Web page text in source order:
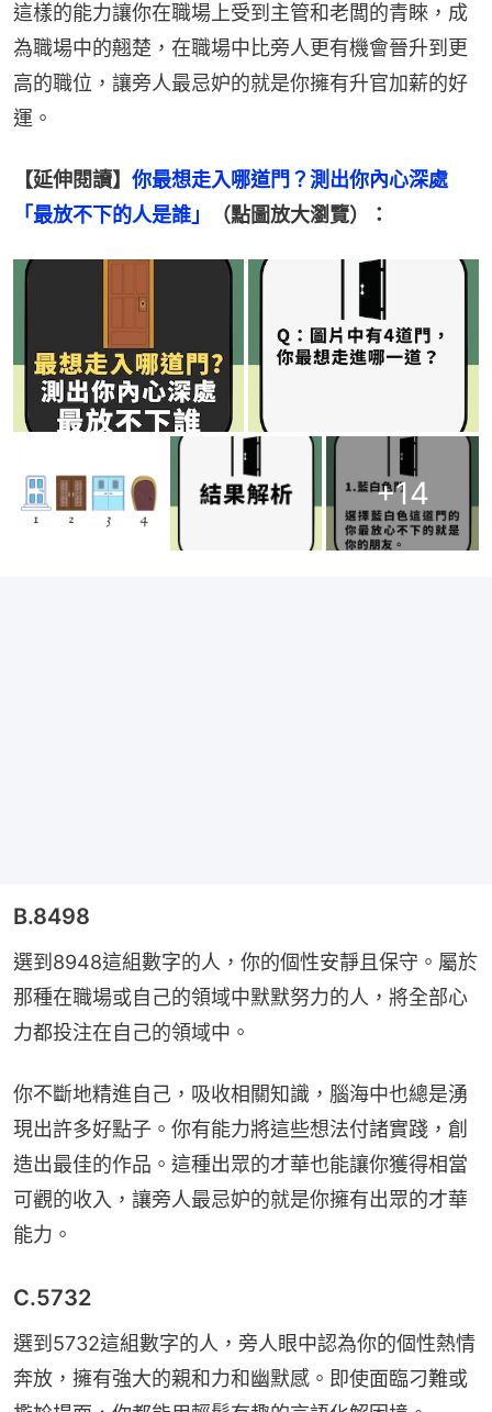
這樣的能力讓你在職場上受到主管和老闆的青睞，成
為職場中的翹楚，在職場中比旁人更有機會晉升到更
高的職位，讓旁人最忌妒的就是你擁有升官加薪的好
運。
【延伸閱讀】 你最想走入哪道門？測出你內心深處
「最放不下的人是誰」
（點圖放大瀏覽）：
+14
B.8498
選到8948這組數字的人，你的個性安靜且保守。屬於
那種在職場或自己的領域中默默努力的人，將全部心
力都投注在自己的領域中。
你不斷地精進自己，吸收相關知識，腦海中也總是湧
現出許多好點子。你有能力將這些想法付諸實踐，創
造出最佳的作品。這種出眾的才華也能讓你獲得相當
可觀的收入，讓旁人最忌妒的就是你擁有出眾的才華
能力。
C.5732
選到5732這組數字的人，旁人眼中認為你的個性熱情
奔放，擁有強大的親和力和幽默感。即使面臨刁難或